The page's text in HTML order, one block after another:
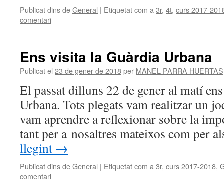
Publicat dins deGeneral | Etiquetat com a 3r, 4t, curs 2017-
comentari
Ens visita la Guàrdia Urbana
Publicat el 23 de gener de 2018per MANEL PARRA HUERTAS
El passat dilluns 22 de gener al matí
Urbana. Tots plegats vam realitzar un
vam aprendre a reflexionar sobre la
tant per a nosaltres mateixos com per
llegint →
Publicat dins deGeneral | Etiquetat com a 3r, curs 2017-2018,
comentari